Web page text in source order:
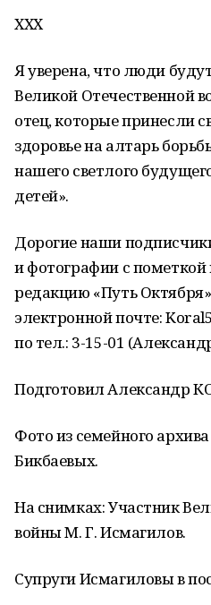
ХХХ
Я уверена, что люди
Великой Отечественной
отец, которые принесли
здоровье на алтарь
нашего светлого
детей».
Дорогие наши
и фотографии с пометкой
редакцию «Путь
электронной почте:
по тел.: 3-15-01
Подготовил Александр
Фото из семейного
Бикбаевых.
На снимках: Участник
войны М. Г. Исмагилов.
Супруги Исмагиловы в